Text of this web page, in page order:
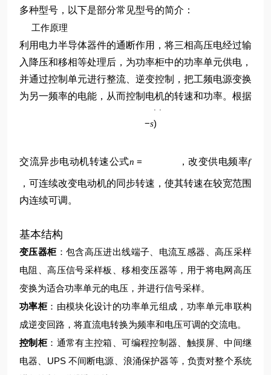
多种型号，以下是部分常见型号的简介：
工作原理
利用电力半导体器件的通断作用，将三相高压电经过输
入降压和移相等处理后，为功率柜中的功率单元供电，
并通过控制单元进行整流、逆变控制，把工频电源变换
为另一频率的电能，从而控制电机的转速和功率。根据
交流异步电动机转速公式n =
p
−s)
，改变供电频率f
，可连续改变电动机的同步转速，使其转速在较宽范围
内连续可调。
基本结构
变压器柜：包含高压进出线端子、电流互感器、高压采样
电阻、高压信号采样板、移相变压器等，用于将电网高压
变换为适合功率单元的电压，并进行信号采样。
功率柜：由模块化设计的功率单元组成，功率单元串联构
成逆变回路，将直流电转换为频率和电压可调的交流电。
控制柜：通常有主控箱、可编程控制器、触摸屏、中间继
电器、UPS 不间断电源、浪涌保护器等，负责对整个系统